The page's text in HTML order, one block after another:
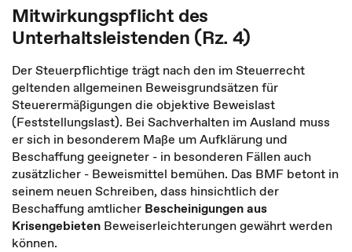
Mitwirkungspflicht des
Unterhaltsleistenden (Rz. 4)
Der Steuerpflichtige trägt nach den im Steuerrecht
geltenden allgemeinen Beweisgrundsätzen für
Steuerermäßigungen die objektive Beweislast
(Feststellungslast). Bei Sachverhalten im Ausland muss
er sich in besonderem Maße um Aufklärung und
Beschaffung geeigneter - in besonderen Fällen auch
zusätzlicher - Beweismittel bemühen. Das BMF betont in
seinem neuen Schreiben, dass hinsichtlich der
Beschaffung amtlicher Bescheinigungen aus
Krisengebieten Beweiserleichterungen gewährt werden
können.